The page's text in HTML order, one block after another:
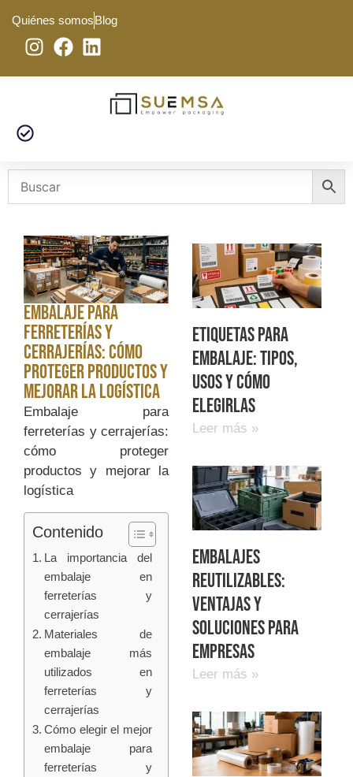
Quiénes somosBlog
Embalaje para
ferreterías y
cerrajerías: cómo
proteger productos y
mejorar la logística
Embalaje para
ferreterías y cerrajerías:
cómo proteger
productos y mejorar la
logística
Contenido
La importancia del
embalaje en
ferreterías y
cerrajerías
Materiales de
embalaje más
utilizados en
ferreterías y
cerrajerías
Cómo elegir el mejor
embalaje para
ferreterías y
Etiquetas para
embalaje: tipos,
usos y cómo
elegirlas
Leer más »
Embalajes
reutilizables:
ventajas y
soluciones para
empresas
Leer más »